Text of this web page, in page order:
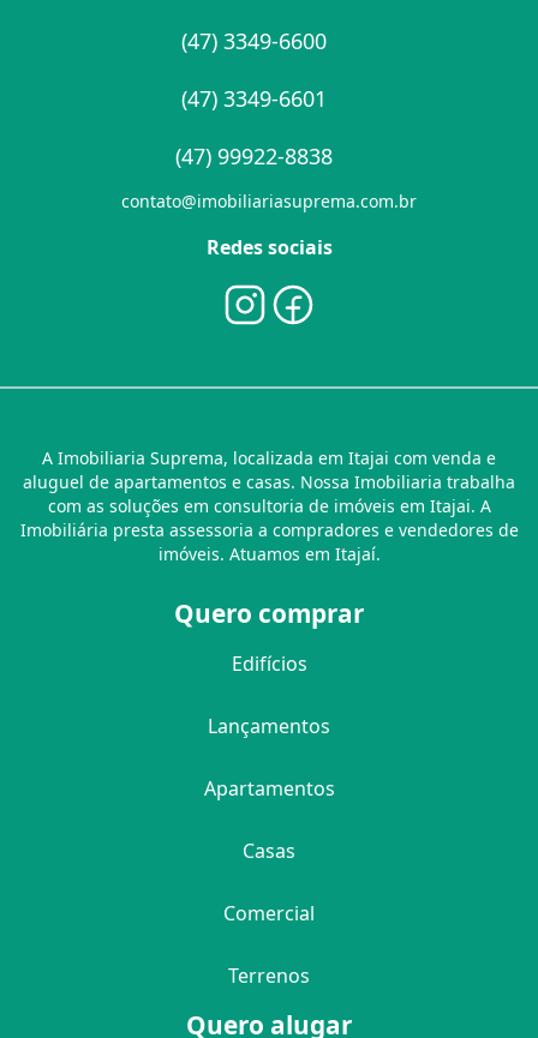
(47) 3349-6600
(47) 3349-6601
(47) 99922-8838
contato@imobiliariasuprema.com.br
Redes sociais
A Imobiliaria Suprema, localizada em Itajai com venda e
aluguel de apartamentos e casas. Nossa Imobiliaria trabalha
com as soluções em consultoria de imóveis em Itajai. A
Imobiliária presta assessoria a compradores e vendedores de
imóveis. Atuamos em Itajaí.
Quero comprar
Edifícios
Lançamentos
Apartamentos
Casas
Comercial
Terrenos
Quero alugar